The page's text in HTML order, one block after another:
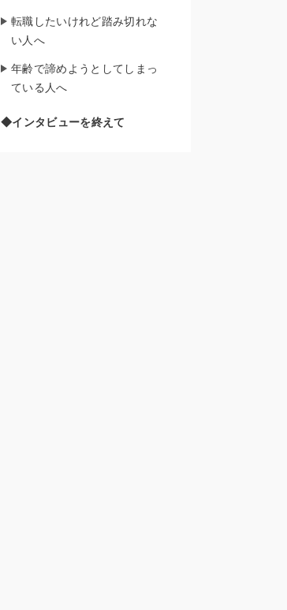
転職したいけれど踏み切れな
い人へ
年齢で諦めようとしてしまっ
ている人へ
◆インタビューを終えて